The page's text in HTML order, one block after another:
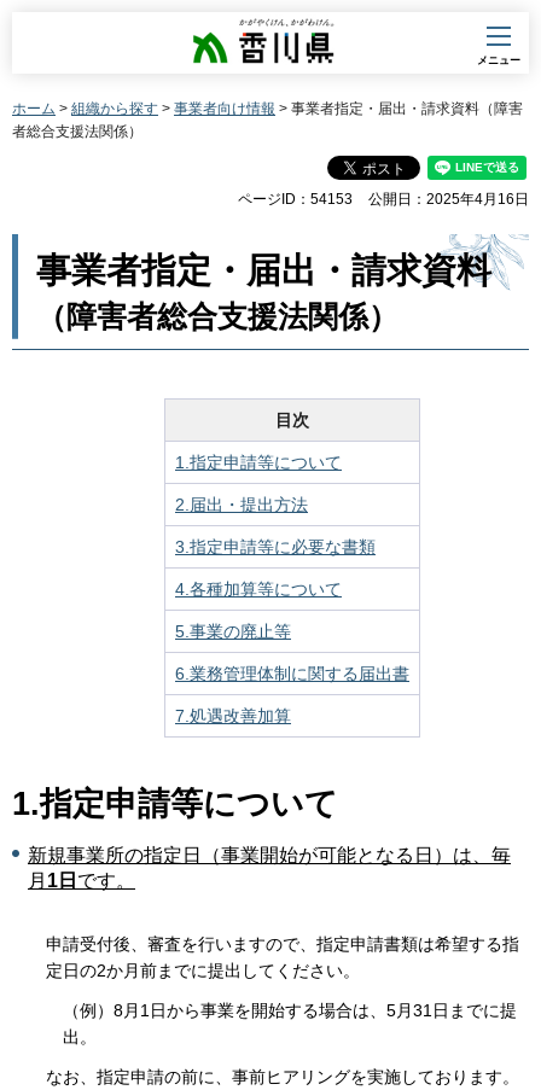
香川県
メニュー
ホーム > 組織から探す > 事業者向け情報 > 事業者指定・届出・請求資料（障害
者総合支援法関係）
ページID：54153 公開日：2025年4月16日
事業者指定・届出・請求資料
（障害者総合支援法関係）
目次
1.指定申請等について
2.届出・提出方法
3.指定申請等に必要な書類
4.各種加算等について
5.事業の廃止等
6.業務管理体制に関する届出書
7.処遇改善加算
1.指定申請等について
新規事業所の指定日（事業開始が可能となる日）は、毎
月 1日 です。
申請受付後、審査を行いますので、指定申請書類は希望する指
定日の2か月前までに提出してください。
（例）8月1日から事業を開始する場合は、5月31日までに提
出。
なお、指定申請の前に、事前ヒアリングを実施しております。